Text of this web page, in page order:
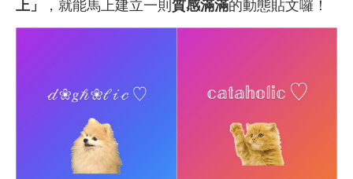
上」 ，就能馬上建立一則 質感滿滿的動態貼文囉！